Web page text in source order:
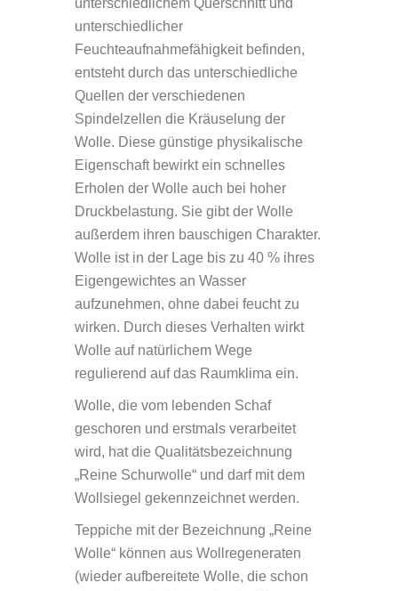
unterschiedlichem Querschnitt und
unterschiedlicher
Feuchteaufnahmefähigkeit befinden,
entsteht durch das unterschiedliche
Quellen der verschiedenen
Spindelzellen die Kräuselung der
Wolle. Diese günstige physikalische
Eigenschaft bewirkt ein schnelles
Erholen der Wolle auch bei hoher
Druckbelastung. Sie gibt der Wolle
außerdem ihren bauschigen Charakter.
Wolle ist in der Lage bis zu 40 % ihres
Eigengewichtes an Wasser
aufzunehmen, ohne dabei feucht zu
wirken. Durch dieses Verhalten wirkt
Wolle auf natürlichem Wege
regulierend auf das Raumklima ein.
Wolle, die vom lebenden Schaf
geschoren und erstmals verarbeitet
wird, hat die Qualitätsbezeichnung
„Reine Schurwolle“ und darf mit dem
Wollsiegel gekennzeichnet werden.
Teppiche mit der Bezeichnung „Reine
Wolle“ können aus Wollregeneraten
(wieder aufbereitete Wolle, die schon